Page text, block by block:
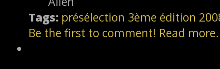
Tags: présélection 3ème édition
Be the first to comment! Read